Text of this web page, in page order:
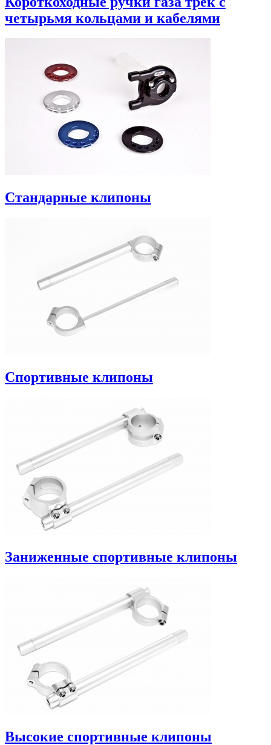
четырьмя кольцами и кабелями
Стандарные клипоны
Спортивные клипоны
Заниженные спортивные клипоны
Высокие спортивные клипоны